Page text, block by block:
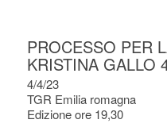
PROCESSO PER
KRISTINA GALLO
4/4/23
TGR Emilia romagna
Edizione ore 19,30